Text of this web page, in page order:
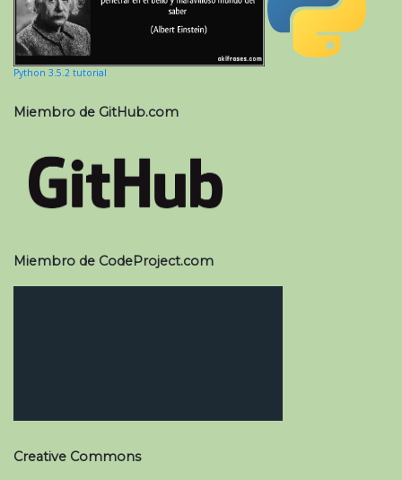
Python 3.5.2 tutorial
Miembro de GitHub.com
Miembro de CodeProject.com
Creative Commons